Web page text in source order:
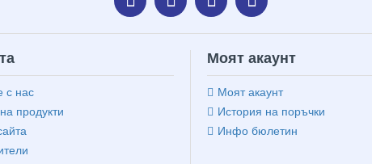
с нас
продукти
Моят акаунт
Моят акаунт
История на поръчки
Инфо бюлетин